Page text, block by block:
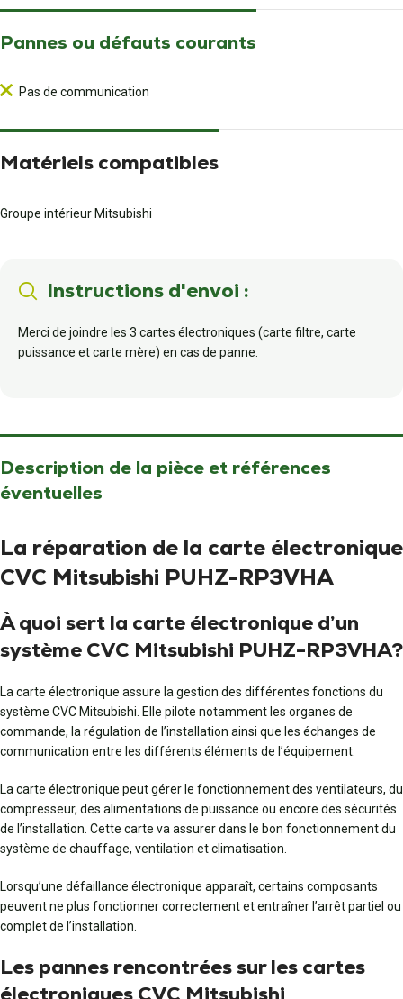
Pannes ou défauts courants
Pas de communication
Matériels compatibles
Groupe intérieur Mitsubishi
Instructions d'envoi :
Merci de joindre les 3 cartes électroniques (carte filtre, carte
puissance et carte mère) en cas de panne.
Description de la pièce et références
éventuelles
La réparation de la carte électronique
CVC Mitsubishi PUHZ-RP3VHA
À quoi sert la carte électronique d’un
système CVC Mitsubishi PUHZ-RP3VHA?
La carte électronique assure la gestion des différentes fonctions du
système CVC Mitsubishi. Elle pilote notamment les organes de
commande, la régulation de l’installation ainsi que les échanges de
communication entre les différents éléments de l’équipement.
La carte électronique peut gérer le fonctionnement des ventilateurs, du
compresseur, des alimentations de puissance ou encore des sécurités
de l’installation. Cette carte va assurer dans le bon fonctionnement du
système de chauffage, ventilation et climatisation.
Lorsqu’une défaillance électronique apparaît, certains composants
peuvent ne plus fonctionner correctement et entraîner l’arrêt partiel ou
complet de l’installation.
Les pannes rencontrées sur les cartes